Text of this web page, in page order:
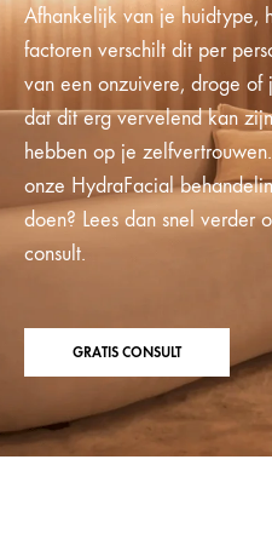
Afhankelijk van je huidtype,
factoren verschilt dit per
van een onzuivere, droge
dat dit erg vervelend kan
hebben op je
onze HydraFacial
doen? Lees dan snel verder
consult.
GRATIS CONSULT